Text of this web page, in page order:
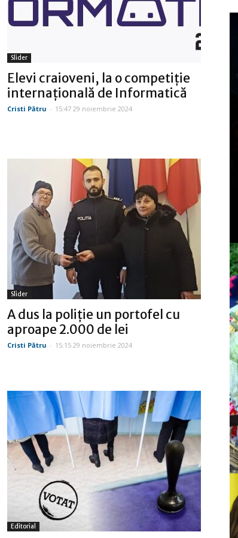
Slider
Elevi craioveni, la o competiție
internațională de Informatică
Cristi Pătru - 15:47 29 noiembrie 2024
Slider
A dus la poliție un portofel cu
aproape 2.000 de lei
Cristi Pătru - 15:15 29 noiembrie 2024
Editorial